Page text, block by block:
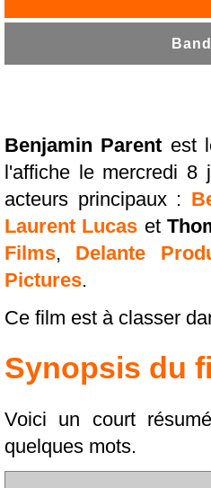
Benjamin Parent est
l'affiche le mercredi 8
acteurs principaux :
Laurent Lucas et
Films, Delante
Pictures.
Ce film est à classer
Synopsis du
Voici un court
quelques mots.